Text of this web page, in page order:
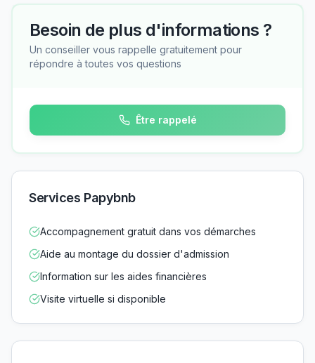
Besoin de plus d'informations ?
Un conseiller vous rappelle gratuitement pour
répondre à toutes vos questions
Être rappelé
Services Papybnb
Accompagnement gratuit dans vos démarches
Aide au montage du dossier d'admission
Information sur les aides financières
Visite virtuelle si disponible